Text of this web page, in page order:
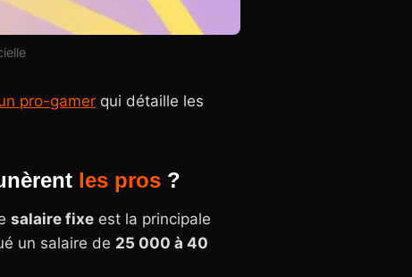
pro-gamer qui détaille les
les pros ?
salaire fixe est la principale
un salaire de 25 000 à 40